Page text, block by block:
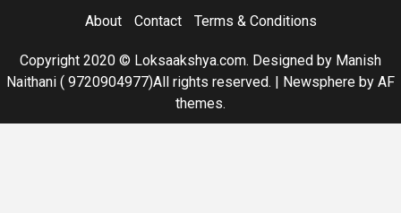
About Contact Terms & Conditions
Copyright 2020 © Loksaakshya.com. Designed by Manish
Naithani ( 9720904977)All rights reserved. | Newsphere by AF
themes.